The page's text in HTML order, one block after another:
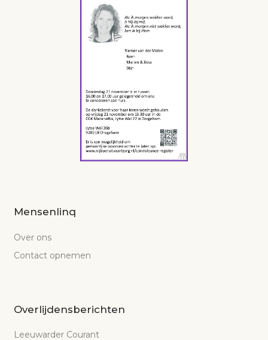
Mensenlinq
Over ons
Contact opnemen
Overlijdensberichten
Leeuwarder Courant